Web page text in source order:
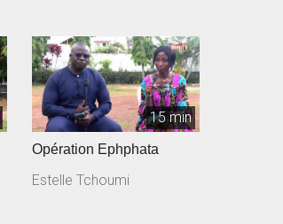
15 min
Opération Ephphata
Estelle Tchoumi